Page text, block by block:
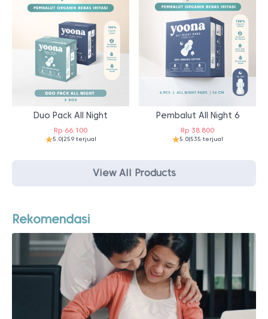
Duo Pack All Night
Rp 66.100
5.0|259 terjual
Pembalut All Night 6
Rp 38.800
5.0|535 terjual
View All Products
Rekomendasi